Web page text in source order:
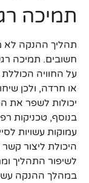
תמיכה
תהליך ההנקה לא
חשובים. תמיכה
על החוויה
או חרדה, ולכן
יכולות לשפר את
בנוסף, טכניקות
עמוקות עשויות
היכולת ליצור
לשיפור התהליך
במהלך ההנקה